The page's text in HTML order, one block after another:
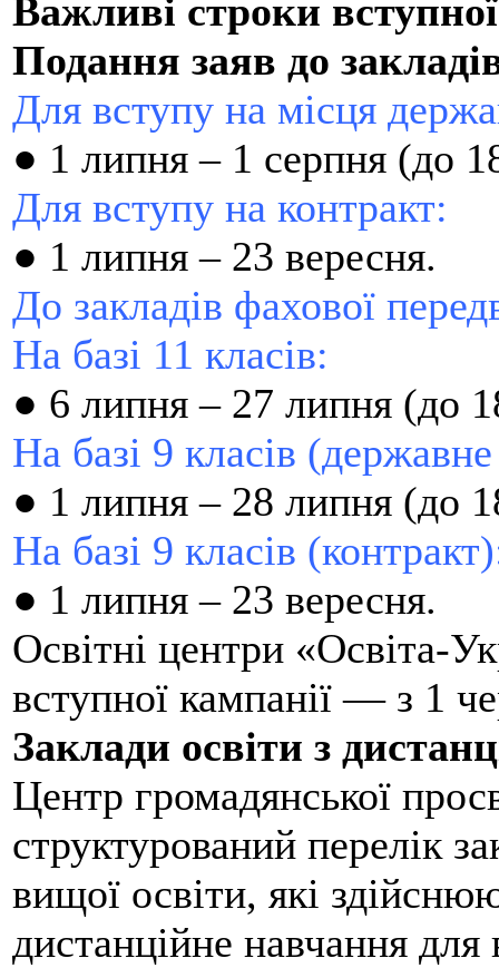
Важливі строки
Подання заяв до
Для вступу на місця
● 1 липня – 1 серпня (до
Для вступу на контракт:
● 1 липня – 23 вересня.
До закладів фахової
На базі 11 класів:
● 6 липня – 27 липня (до
На базі 9 класів
● 1 липня – 28 липня (до
На базі 9 класів
● 1 липня – 23 вересня.
Освітні центри «Освіта-
вступної кампанії — з 1
Заклади освіти з
Центр громадянської
структурований перелік
вищої освіти, які
дистанційне навчання для